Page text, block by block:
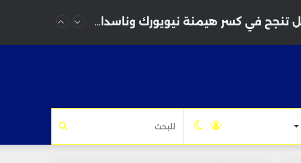
بورصة تكساس تشعل المنافسة في وول ستريت.. هل تنجح في كسر هيمنة نيويورك وناسداك؟
للبحث الوضعتسجيل